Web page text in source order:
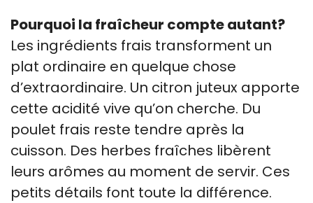
Pourquoi la fraîcheur compte autant?
Les ingrédients frais transforment un
plat ordinaire en quelque chose
d’extraordinaire. Un citron juteux apporte
cette acidité vive qu’on cherche. Du
poulet frais reste tendre après la
cuisson. Des herbes fraîches libèrent
leurs arômes au moment de servir. Ces
petits détails font toute la différence.